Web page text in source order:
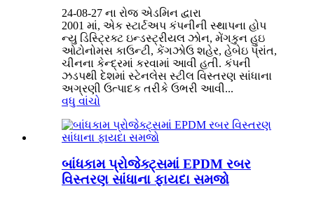
24-08-27 ના રોજ એડમિન દ્વારા
2001 માં, એક સ્ટાર્ટઅપ કંપનીની સ્થાપના હોપ
ન્યુ ડિસ્ટ્રિક્ટ ઇન્ડસ્ટ્રીયલ ઝોન, મેંગકુન હુઇ
ઓટોનોમસ કાઉન્ટી, કેંગઝોઉ શહેર, હેબેઇ પ્રાંત,
ચીનના કેન્દ્રમાં કરવામાં આવી હતી. કંપની
ઝડપથી દેશમાં સ્ટેનલેસ સ્ટીલ વિસ્તરણ સાંધાના
અગ્રણી ઉત્પાદક તરીકે ઉભરી આવી...
વધુ વાંચો
બાંધકામ પ્રોજેક્ટ્સમાં EPDM રબર
વિસ્તરણ સાંધાના ફાયદા સમજો